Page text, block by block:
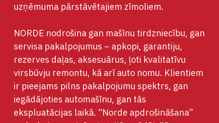
uzņēmuma pārstāvētajiem zīmoliem.
NORDE nodrošina gan mašīnu tirdzniecību, gan
servisa pakalpojumus – apkopi, garantiju,
rezerves daļas, aksesuārus, ļoti kvalitatīvu
virsbūvju remontu, kā arī auto nomu. Klientiem
ir pieejams pilns pakalpojumu spektrs, gan
iegādājoties automašīnu, gan tās
ekspluatācijas laikā. “Norde apdrošināšana”